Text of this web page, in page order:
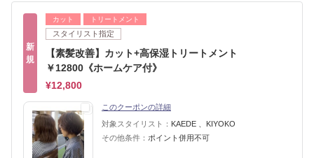
新
規
カット トリートメント
スタイリスト指定
【素髪改善】カット+高保湿トリートメント
￥12800《ホームケア付》
¥12,800
このクーポンの詳細
対象スタイリスト： KAEDE 、KIYOKO
その他条件： ポイント併用不可